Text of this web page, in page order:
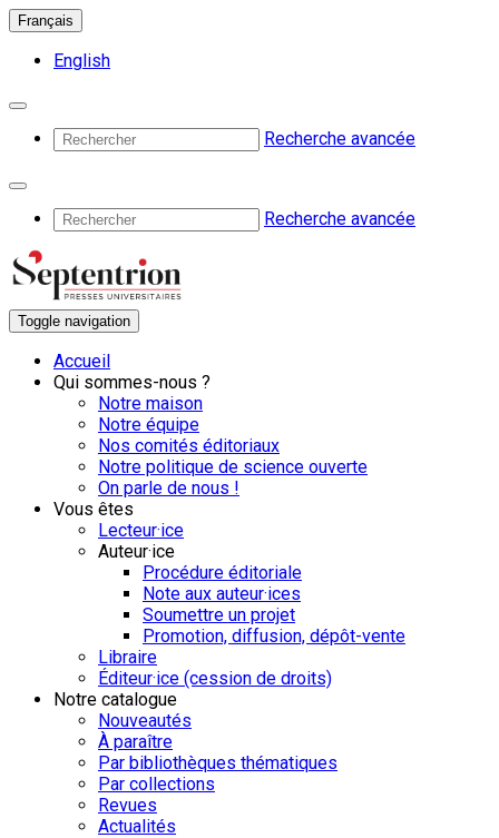
Français
English
Recherche avancée
Recherche avancée
Toggle navigation
Accueil
Qui sommes-nous ?
Notre maison
Notre équipe
Nos comités éditoriaux
Notre politique de science ouverte
On parle de nous !
Vous êtes
Lecteur·ice
Auteur·ice
Procédure éditoriale
Note aux auteur·ices
Soumettre un projet
Promotion, diffusion, dépôt-vente
Libraire
Éditeur·ice (cession de droits)
Notre catalogue
Nouveautés
À paraître
Par bibliothèques thématiques
Par collections
Revues
Actualités